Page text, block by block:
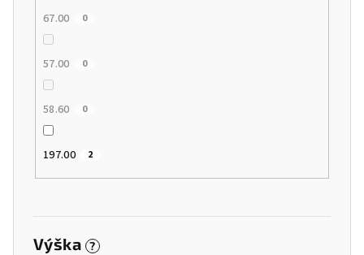
67.00 0
57.00 0
58.60 0
197.00 2
Výška ?